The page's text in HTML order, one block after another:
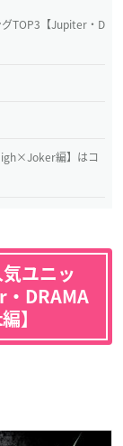
グTOP3【Jupiter・D
編】はコ
ユニッ
・DRAMA
】